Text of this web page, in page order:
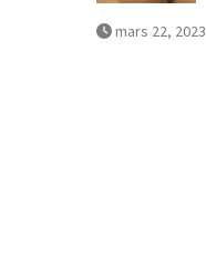
mars 22, 2023